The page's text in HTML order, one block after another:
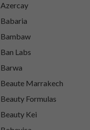
Azercay
Babaria
Bambaw
Ban Labs
Barwa
Beaute Marrakech
Beauty Formulas
Beauty Kei